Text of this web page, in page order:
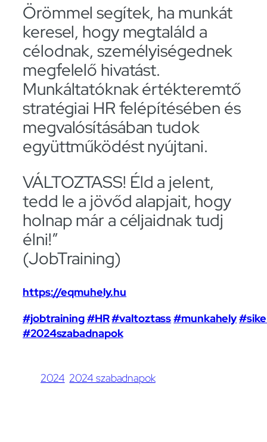
Örömmel segítek, ha munkát
keresel, hogy megtaláld a
célodnak, személyiségednek
megfelelő hivatást.
Munkáltatóknak értékteremtő
stratégiai HR felépítésében és
megvalósításában tudok
együttműködést nyújtani.
VÁLTOZTASS! Éld a jelent,
tedd le a jövőd alapjait, hogy
holnap már a céljaidnak tudj
élni!”
(JobTraining)
https://eqmuhely.hu
#jobtraining#HR#valtoztass#munkahely
#2024szabadnapok
2024 2024 szabadnapok